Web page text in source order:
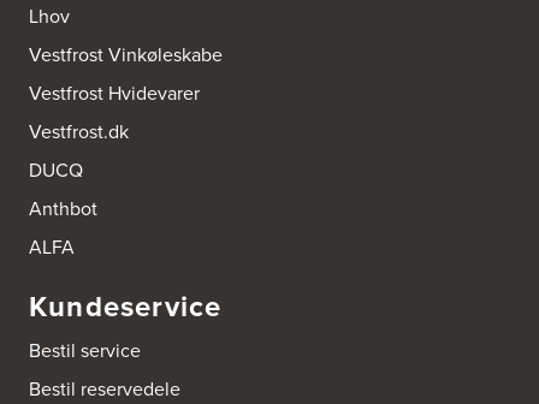
Lhov
Vestfrost Vinkøleskabe
Vestfrost Hvidevarer
Vestfrost.dk
DUCQ
Anthbot
ALFA
Kundeservice
Bestil service
Bestil reservedele